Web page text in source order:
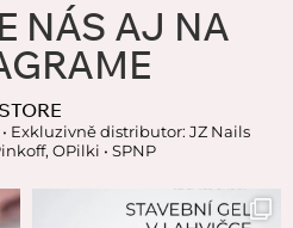
NÁS AJ NA
• Exkluzivně distributor: JZ Nails
OPilki • SPNP